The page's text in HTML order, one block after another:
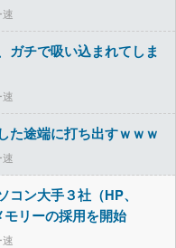
速
ガチで吸い込まれてしま
速
た途端に打ち出すｗｗｗ
速
コン大手３社（HP、
リーの採用を開始
速